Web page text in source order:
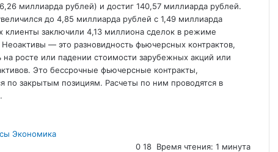
миллиарда рублей) и достиг 140,57 миллиарда рублей.
до 4,85 миллиарда рублей с 1,49 миллиарда
клиенты заключили 4,13 миллиона сделок в режиме
— это разновидность фьючерсных контрактов,
на росте или падении стоимости зарубежных акций или
Это бессрочные фьючерсные контракты,
по закрытым позициям. Расчеты по ним проводятся в
Экономика
0 18 Время чтения: 1 минута